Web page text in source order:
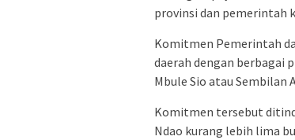
provinsi dan pemerintah
Komitmen Pemerintah
daerah dengan berbagai
Mbule Sio atau Sembilan
Komitmen tersebut
Ndao kurang lebih lima